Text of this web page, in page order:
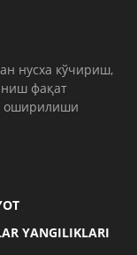
нусха кўчириш,
фақат
оширилиши
YANGILIKLARI